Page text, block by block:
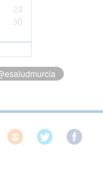
23
30